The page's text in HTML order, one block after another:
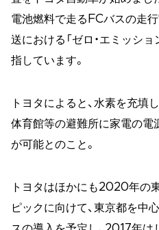
電池燃料で走るFCバスの走
送における「ゼロ・エミッショ
指しています。
トヨタによると、水素を充填
体育館等の避難所に家電の電
が可能とのこと。
トヨタはほかにも2020年の
ピックに向けて、東京都を中